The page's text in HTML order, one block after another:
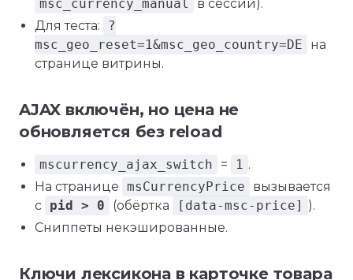
msc_currency_manual
в сессии).
Для теста:
?
msc_geo_reset=1&msc_geo_country=DE
на
странице витрины.
AJAX включён, но цена не
обновляется без reload
mscurrency_ajax_switch = 1 .
На странице msCurrencyPrice
вызывается
с pid > 0 (обёртка [data-msc-price] ).
Сниппеты некэшированные.
Ключи лексикона в карточке товара